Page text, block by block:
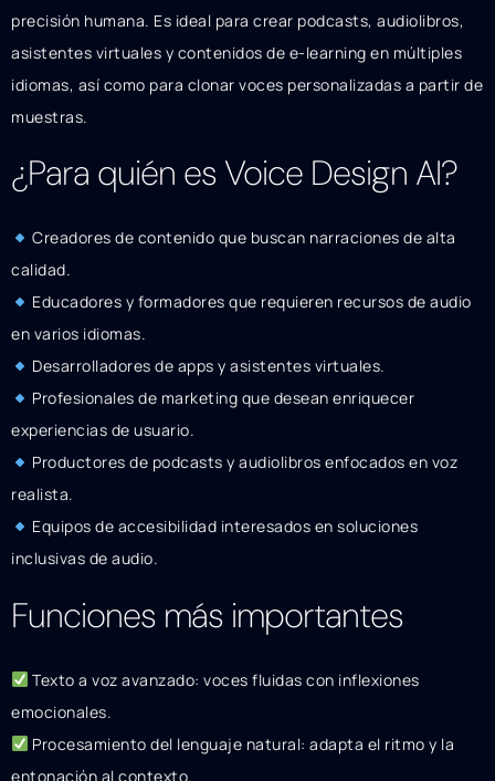
precisión humana. Es ideal para crear podcasts, audiolibros,
asistentes virtuales y contenidos de e-learning en múltiples
idiomas, así como para clonar voces personalizadas a partir de
muestras.
¿Para quién es Voice Design AI?
Creadores de contenido que buscan narraciones de alta
calidad.
Educadores y formadores que requieren recursos de audio
en varios idiomas.
Desarrolladores de apps y asistentes virtuales.
Profesionales de marketing que desean enriquecer
experiencias de usuario.
Productores de podcasts y audiolibros enfocados en voz
realista.
Equipos de accesibilidad interesados en soluciones
inclusivas de audio.
Funciones más importantes
Texto a voz avanzado: voces fluidas con inflexiones
emocionales.
Procesamiento del lenguaje natural: adapta el ritmo y la
entonación al contexto.